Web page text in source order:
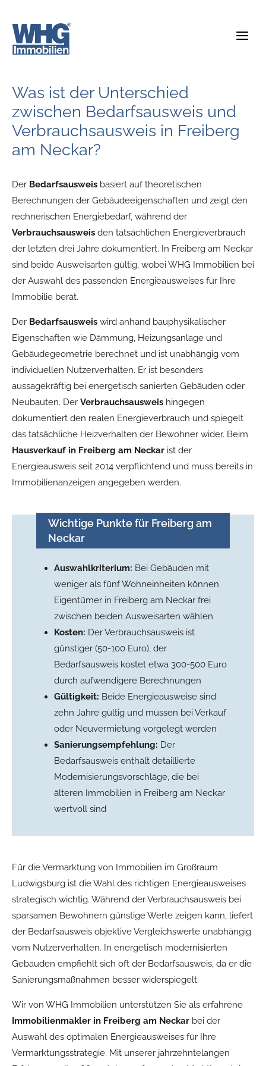
Inhalt
springen
Was ist der Unterschied
zwischen Bedarfsausweis und
Verbrauchsausweis in Freiberg
am Neckar?
Der Bedarfsausweis basiert auf theoretischen
Berechnungen der Gebäudeeigenschaften und zeigt den
rechnerischen Energiebedarf, während der
Verbrauchsausweis den tatsächlichen Energieverbrauch
der letzten drei Jahre dokumentiert. In Freiberg am Neckar
sind beide Ausweisarten gültig, wobei WHG Immobilien bei
der Auswahl des passenden Energieausweises für Ihre
Immobilie berät.
Der Bedarfsausweis wird anhand bauphysikalischer
Eigenschaften wie Dämmung, Heizungsanlage und
Gebäudegeometrie berechnet und ist unabhängig vom
individuellen Nutzerverhalten. Er ist besonders
aussagekräftig bei energetisch sanierten Gebäuden oder
Neubauten. Der Verbrauchsausweis hingegen
dokumentiert den realen Energieverbrauch und spiegelt
das tatsächliche Heizverhalten der Bewohner wider. Beim
Hausverkauf in Freiberg am Neckar ist der
Energieausweis seit 2014 verpflichtend und muss bereits in
Immobilienanzeigen angegeben werden.
Wichtige Punkte für Freiberg am
Neckar
Auswahlkriterium: Bei Gebäuden mit
weniger als fünf Wohneinheiten können
Eigentümer in Freiberg am Neckar frei
zwischen beiden Ausweisarten wählen
Kosten: Der Verbrauchsausweis ist
günstiger (50-100 Euro), der
Bedarfsausweis kostet etwa 300-500 Euro
durch aufwendigere Berechnungen
Gültigkeit: Beide Energieausweise sind
zehn Jahre gültig und müssen bei Verkauf
oder Neuvermietung vorgelegt werden
Sanierungsempfehlung: Der
Bedarfsausweis enthält detaillierte
Modernisierungsvorschläge, die bei
älteren Immobilien in Freiberg am Neckar
wertvoll sind
Für die Vermarktung von Immobilien im Großraum
Ludwigsburg ist die Wahl des richtigen Energieausweises
strategisch wichtig. Während der Verbrauchsausweis bei
sparsamen Bewohnern günstige Werte zeigen kann, liefert
der Bedarfsausweis objektive Vergleichswerte unabhängig
vom Nutzerverhalten. In energetisch modernisierten
Gebäuden empfiehlt sich oft der Bedarfsausweis, da er die
Sanierungsmaßnahmen besser widerspiegelt.
Wir von WHG Immobilien unterstützen Sie als erfahrene
Immobilienmakler in Freiberg am Neckar bei der
Auswahl des optimalen Energieausweises für Ihre
Vermarktungsstrategie. Mit unserer jahrzehntelangen